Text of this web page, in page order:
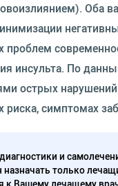
Оба
инсульта. По
острых
симптомах
и
только